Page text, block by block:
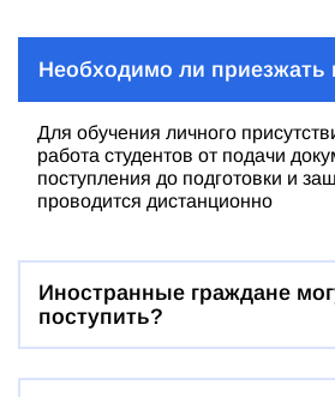
Необходимо ли приезжать
Для обучения личного
работа студентов от подачи
поступления до подготовки и
проводится дистанционно
Иностранные граждане
поступить?